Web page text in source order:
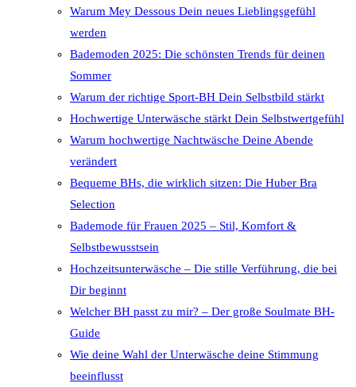
Warum Mey Dessous Dein neues Lieblingsgefühl
werden
Bademoden 2025: Die schönsten Trends für deinen
Sommer
Warum der richtige Sport-BH Dein Selbstbild stärkt
Hochwertige Unterwäsche stärkt Dein Selbstwertgefühl
Warum hochwertige Nachtwäsche Deine Abende
verändert
Bequeme BHs, die wirklich sitzen: Die Huber Bra
Selection
Bademode für Frauen 2025 – Stil, Komfort &
Selbstbewusstsein
Hochzeitsunterwäsche – Die stille Verführung, die bei
Dir beginnt
Welcher BH passt zu mir? – Der große Soulmate BH-
Guide
Wie deine Wahl der Unterwäsche deine Stimmung
beeinflusst